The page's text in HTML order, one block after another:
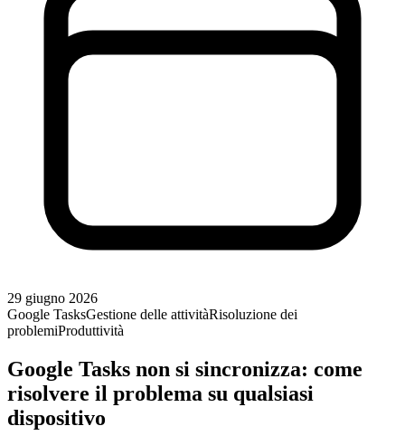
29 giugno 2026
Google TasksGestione delle attivitàRisoluzione dei
problemiProduttività
Google Tasks non si sincronizza: come
risolvere il problema su qualsiasi
dispositivo